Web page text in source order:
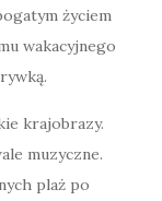
życiem
wakacyjnego
krajobrazy.
muzyczne.
plaż po